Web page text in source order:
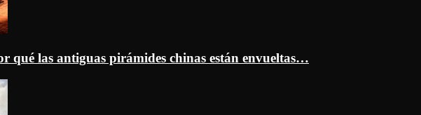
qué las antiguas pirámides chinas están envueltas…